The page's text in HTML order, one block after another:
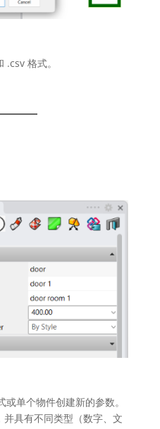
格式。
单个物件创建新的参数。
具有不同类型（数字、文